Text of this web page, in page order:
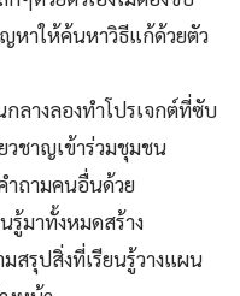
หาให้ค้นหาวิธีแก้ด้วยตัว
ลางลองทำโปรเจกต์ที่ซับ
ชาญเข้าร่วมชุมชน
ำถามคนอื่นด้วย
รู้มาทั้งหมดสร้าง
สรุปสิ่งที่เรียนรู้วางแผน